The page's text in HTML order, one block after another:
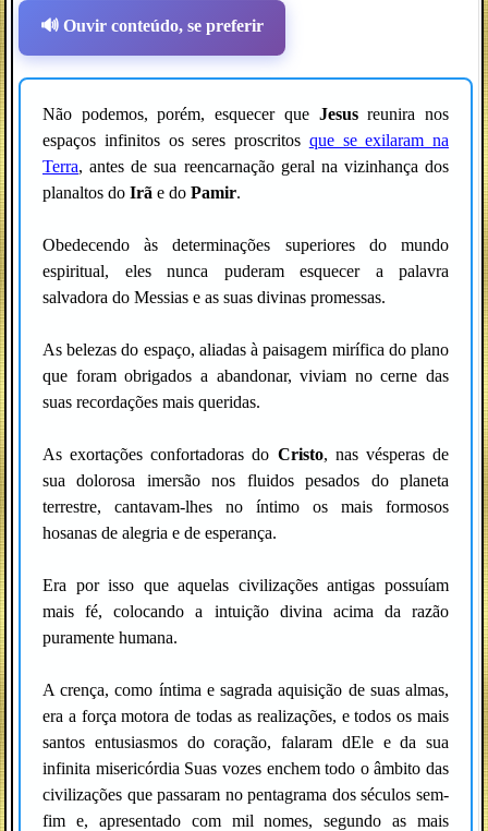
🔊 Ouvir conteúdo, se preferir
Não podemos, porém, esquecer queJesusreunira nos
espaços infinitos os seres proscritos que se exilaram na
Terra, antes de sua reencarnação geral na vizinhança dos
planaltos do Irã e do Pamir.
Obedecendo às determinações superiores do mundo
espiritual, eles nunca puderam esquecer a palavra
salvadora do Messias e as suas divinas promessas.
As belezas do espaço, aliadas à paisagem mirífica do plano
que foram obrigados a abandonar, viviam no cerne das
suas recordações mais queridas.
As exortações confortadoras do Cristo, nas vésperas de
sua dolorosa imersão nos fluidos pesados do planeta
terrestre, cantavam-lhes no íntimo os mais formosos
hosanas de alegria e de esperança.
Era por isso que aquelas civilizações antigas possuíam
mais fé, colocando a intuição divina acima da razão
puramente humana.
A crença, como íntima e sagrada aquisição de suas almas,
era a força motora de todas as realizações, e todos os mais
santos entusiasmos do coração, falaram dEle e da sua
infinita misericórdia Suas vozes enchem todo o âmbito das
civilizações que passaram no pentagrama dos séculos sem-
fim e, apresentado com mil nomes, segundo as mais